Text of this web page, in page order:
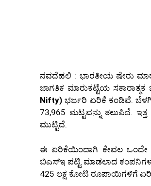
ನವದೆಹಲಿ : ಭಾರತೀಯ ಷೇರು
ಜಾಗತಿಕ ಮಾರುಕಟ್ಟೆಯ ಸಕಾರಾತ್ಮಕ
Nifty) ಭರ್ಜರಿ ಏರಿಕೆ ಕಂಡಿವೆ.
73,965 ಮಟ್ಟವನ್ನು ತಲುಪಿದೆ.
ಮುಟ್ಟಿದೆ.
ಈ ಏರಿಕೆಯಿಂದಾಗಿ ಕೇವಲ ಒಂದೇ
ಬಿಎಸ್ಇ ಪಟ್ಟಿ ಮಾಡಲಾದ ಕಂಪನಿಗಳ
425 ಲಕ್ಷ ಕೋಟಿ ರೂಪಾಯಿಗಳಿಗೆ